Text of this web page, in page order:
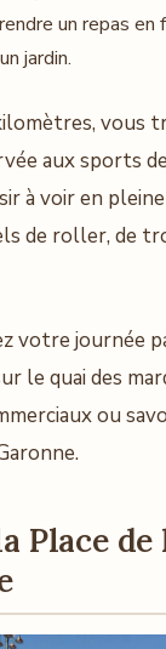
un repas en
jardin.
vous
aux sports
à voir en
de roller, de
votre journée
le quai des
ou
Place de